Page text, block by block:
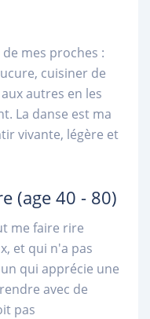
mes proches :
cuisiner de
autres en les
La danse est ma
vivante, légère et
(age 40 - 80)
me faire rire
et qui n'a pas
qui apprécie une
avec de
pas